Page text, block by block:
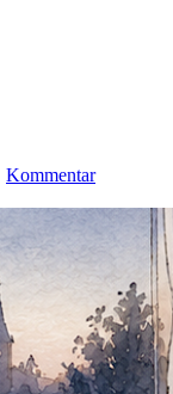
Kommentar